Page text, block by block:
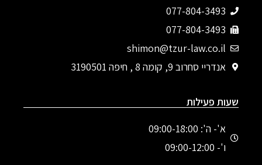
077-804-3493‬
077-804-3493
shimon@tzur-law.co.il
אנדריי סחרוב 9, קומה 8 , חיפה 3190501
שעות פעילות
א'- ה': 09:00-18:00
ו'- 09:00-12:00